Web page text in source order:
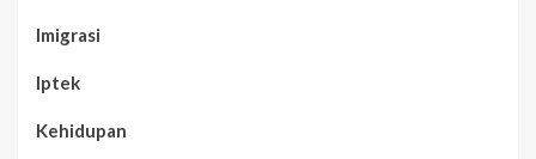
Imigrasi
Iptek
Kehidupan